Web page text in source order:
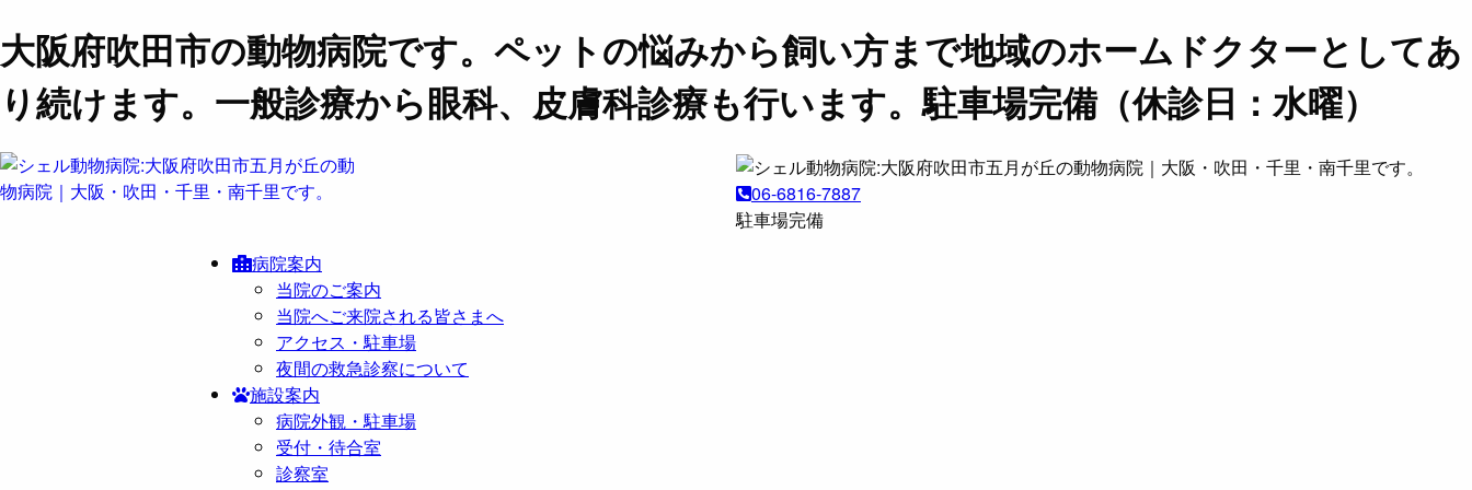
大阪府吹田市の動物病院です。ペットの悩みから飼い方まで地域のホームドクターとしてあ
り続けます。一般診療から眼科、皮膚科診療も行います。駐車場完備（休診日：水曜）
06-6816-7887
駐車場完備
病院案内
当院のご案内
当院へご来院される皆さまへ
アクセス・駐車場
夜間の救急診察について
施設案内
病院外観・駐車場
受付・待合室
診察室